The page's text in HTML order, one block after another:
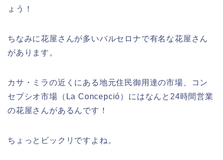
ょう！
ちなみに花屋さんが多いバルセロナで有名な花屋さん
があります。
カサ・ミラの近くにある地元住民御用達の市場、コン
セプシオ市場（La Concepció）にはなんと24時間営業
の花屋さんがあるんです！
ちょっとビックリですよね。